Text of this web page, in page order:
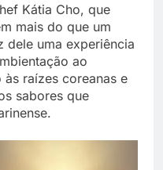
Kátia Cho, que
mais do que um
uma experiência
ao
raízes coreanas e
sabores que